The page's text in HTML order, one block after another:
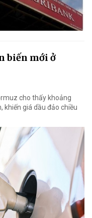
biến mới ở
cho thấy khoảng
khiến giá dầu đảo chiều